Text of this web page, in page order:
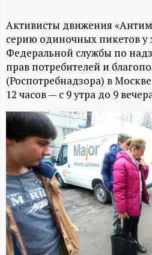
А
Н
-
и
н
ф
о
р
Активисты движения
серию одиночных пикетов у
Федеральной службы по
прав потребителей и
(Роспотребнадзора) в
12 часов — с 9 утра до 9